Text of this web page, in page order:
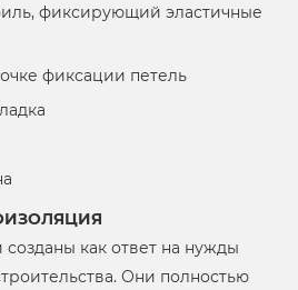
фиксирующий эластичные
фиксации петель
созданы как ответ на нужды
Они полностью